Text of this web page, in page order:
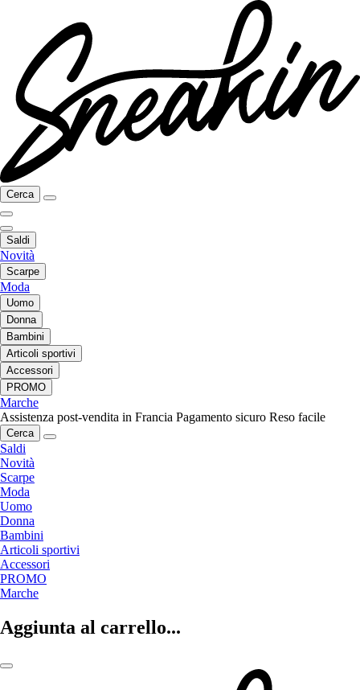
Cerca
Saldi
Novità
Scarpe
Moda
Uomo
Donna
Bambini
Articoli sportivi
Accessori
PROMO
Marche
Assistenza post-vendita in Francia Pagamento sicuro Reso facile
Cerca
Saldi
Novità
Scarpe
Moda
Uomo
Donna
Bambini
Articoli sportivi
Accessori
PROMO
Marche
Aggiunta al carrello...